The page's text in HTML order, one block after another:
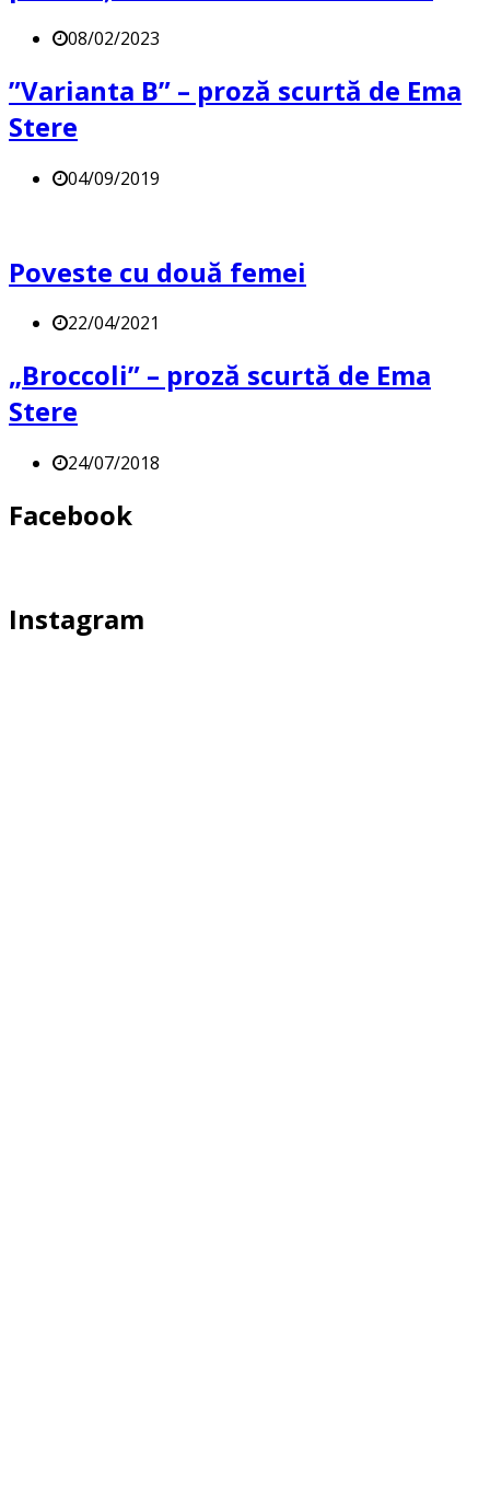
08/02/2023
”Varianta B” – proză scurtă de Ema
Stere
04/09/2019
Poveste cu două femei
22/04/2021
„Broccoli” – proză scurtă de Ema
Stere
24/07/2018
Facebook
Instagram